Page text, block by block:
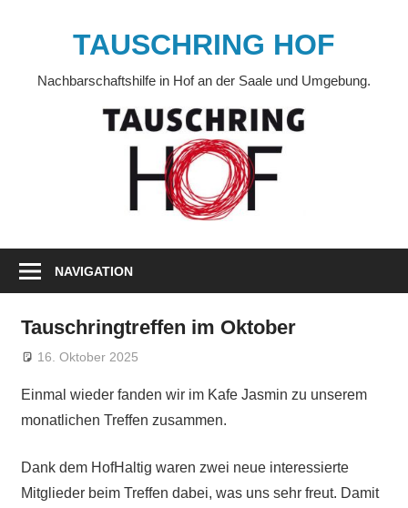
TAUSCHRING HOF
Nachbarschaftshilfe in Hof an der Saale und Umgebung.
NAVIGATION
Tauschringtreffen im Oktober
16. Oktober 2025
Einmal wieder fanden wir im Kafe Jasmin zu unserem
monatlichen Treffen zusammen.
Dank dem HofHaltig waren zwei neue interessierte
Mitglieder beim Treffen dabei, was uns sehr freut. Damit